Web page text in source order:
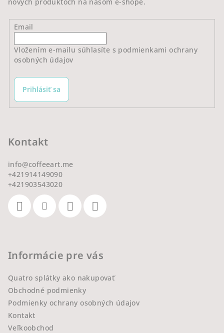
nových produktoch na našom e-shope.
Email
Vložením e-mailu súhlasíte s podmienkami ochrany
osobných údajov
Prihlásiť sa
Kontakt
info@coffeeart.me
+421914149090
+421903543020
Informácie pre vás
Quatro splátky ako nakupovať
Obchodné podmienky
Podmienky ochrany osobných údajov
Kontakt
Veľkoobchod